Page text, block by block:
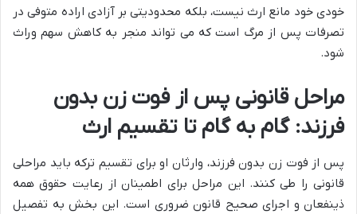
خودی خود مانع ارث نیست، بلکه محدودیتی بر آزادی اراده متوفی در
تصرفات پس از مرگ است که می تواند منجر به کاهش سهم وراث
شود.
مراحل قانونی پس از فوت زن بدون
فرزند: گام به گام تا تقسیم ارث
پس از فوت زن بدون فرزند، وارثان او برای تقسیم ترکه باید مراحلی
قانونی را طی کنند. این مراحل برای اطمینان از رعایت حقوق همه
ذینفعان و اجرای صحیح قانون ضروری است. این بخش به تفصیل